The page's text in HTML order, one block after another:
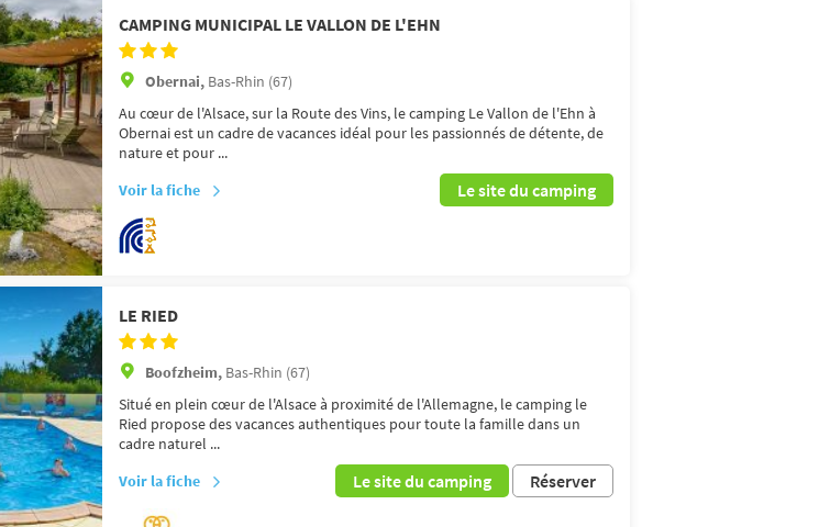
CAMPING MUNICIPAL LE VALLON DE L'EHN
Obernai, Bas-Rhin (67)
Au cœur de l'Alsace, sur la Route des Vins, le camping Le Vallon de l'Ehn à
Obernai est un cadre de vacances idéal pour les passionnés de détente, de
nature et pour ...
Voir la fiche
Le site du camping
LE RIED
Boofzheim, Bas-Rhin (67)
Situé en plein cœur de l'Alsace à proximité de l'Allemagne, le camping le
Ried propose des vacances authentiques pour toute la famille dans un
cadre naturel ...
Voir la fiche
Le site du camping Réserver